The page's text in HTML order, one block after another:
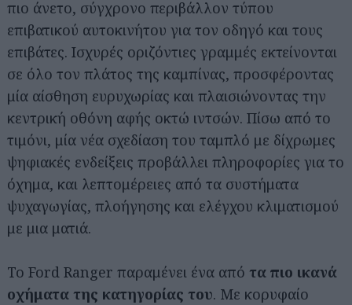
πιο άνετο, σύγχρονο περιβάλλον τύπου
επιβατικού αυτοκινήτου για τον οδηγό και τους
επιβάτες. Ισχυρές οριζόντιες γραμμές εκτείνονται
σε όλο τον πλάτος της καμπίνας, προσφέροντας
μία αίσθηση ευρυχωρίας και πλαισιώνοντας την
κεντρική οθόνη αφής οκτώ ιντσών. Πίσω από το
τιμόνι, μία νέα σχεδίαση του ταμπλό με δίχρωμες
ψηφιακές ενδείξεις προβάλλει πληροφορίες για το
όχημα, και λεπτομέρειες από τα συστήματα
ψυχαγωγίας, πλοήγησης και ελέγχου κλιματισμού
με μια ματιά.
Το Ford Ranger παραμένει ένα από τα πιο ικανά
οχήματα της κατηγορίας του. Με κορυφαίο